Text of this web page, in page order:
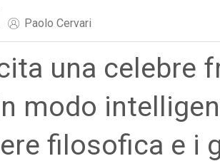
Paolo Cervari
una celebre
modo
filosofica e i